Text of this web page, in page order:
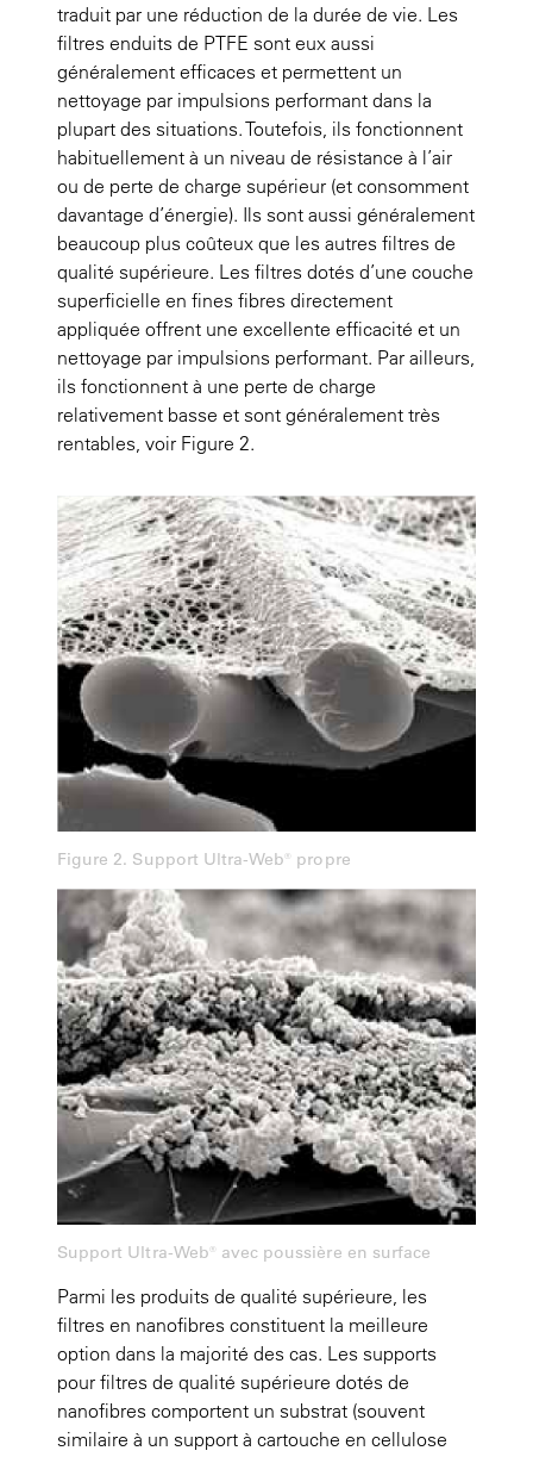
traduit par une réduction de la durée de vie. Les
filtres enduits de PTFE sont eux aussi
généralement efficaces et permettent un
nettoyage par impulsions performant dans la
plupart des situations. Toutefois, ils fonctionnent
habituellement à un niveau de résistance à l’air
ou de perte de charge supérieur (et consomment
davantage d’énergie). Ils sont aussi généralement
beaucoup plus coûteux que les autres filtres de
qualité supérieure. Les filtres dotés d’une couche
superficielle en fines fibres directement
appliquée offrent une excellente efficacité et un
nettoyage par impulsions performant. Par ailleurs,
ils fonctionnent à une perte de charge
relativement basse et sont généralement très
rentables, voir Figure 2.
Figure 2. Support Ultra-Web® propre
Support Ultra-Web® avec poussière en surface
Parmi les produits de qualité supérieure, les
filtres en nanofibres constituent la meilleure
option dans la majorité des cas. Les supports
pour filtres de qualité supérieure dotés de
nanofibres comportent un substrat (souvent
similaire à un support à cartouche en cellulose